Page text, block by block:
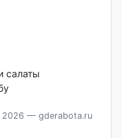
салаты
2026 — gderabota.ru